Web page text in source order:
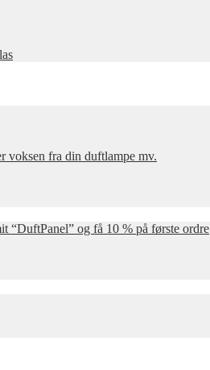
voksen fra din duftlampe mv.
“DuftPanel” og få 10 % på første ordre